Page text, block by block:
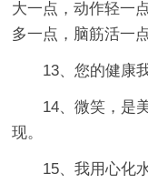
大一点，动作轻一
多一点，脑筋活一
13、您的健康
14、微笑，是
现。
15、我用心化